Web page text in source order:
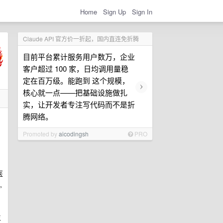
Home Sign Up Sign In
Claude API 官方价一折起，国内直连免折腾
目前平台累计服务用户数万，企业
客户超过 100 家，日均调用量稳
定在百万级。能跑到 这个规模，
核心就一点——把基础设施做扎
实，让开发者专注写代码而不是折
腾网络。
›
Promoted byaicodingsh PRO